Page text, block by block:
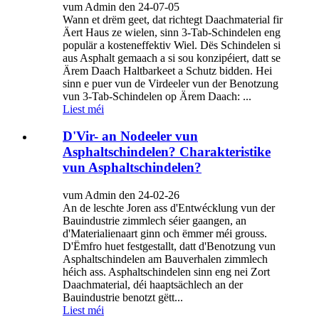
vum Admin den 24-07-05
Wann et drëm geet, dat richtegt Daachmaterial fir
Äert Haus ze wielen, sinn 3-Tab-Schindelen eng
populär a kosteneffektiv Wiel. Dës Schindelen si
aus Asphalt gemaach a si sou konzipéiert, datt se
Ärem Daach Haltbarkeet a Schutz bidden. Hei
sinn e puer vun de Virdeeler vun der Benotzung
vun 3-Tab-Schindelen op Ärem Daach: ...
Liest méi
D'Vir- an Nodeeler vun
Asphaltschindelen? Charakteristike
vun Asphaltschindelen?
vum Admin den 24-02-26
An de leschte Joren ass d'Entwécklung vun der
Bauindustrie zimmlech séier gaangen, an
d'Materialienaart ginn och ëmmer méi grouss.
D'Ëmfro huet festgestallt, datt d'Benotzung vun
Asphaltschindelen am Bauverhalen zimmlech
héich ass. Asphaltschindelen sinn eng nei Zort
Daachmaterial, déi haaptsächlech an der
Bauindustrie benotzt gëtt...
Liest méi